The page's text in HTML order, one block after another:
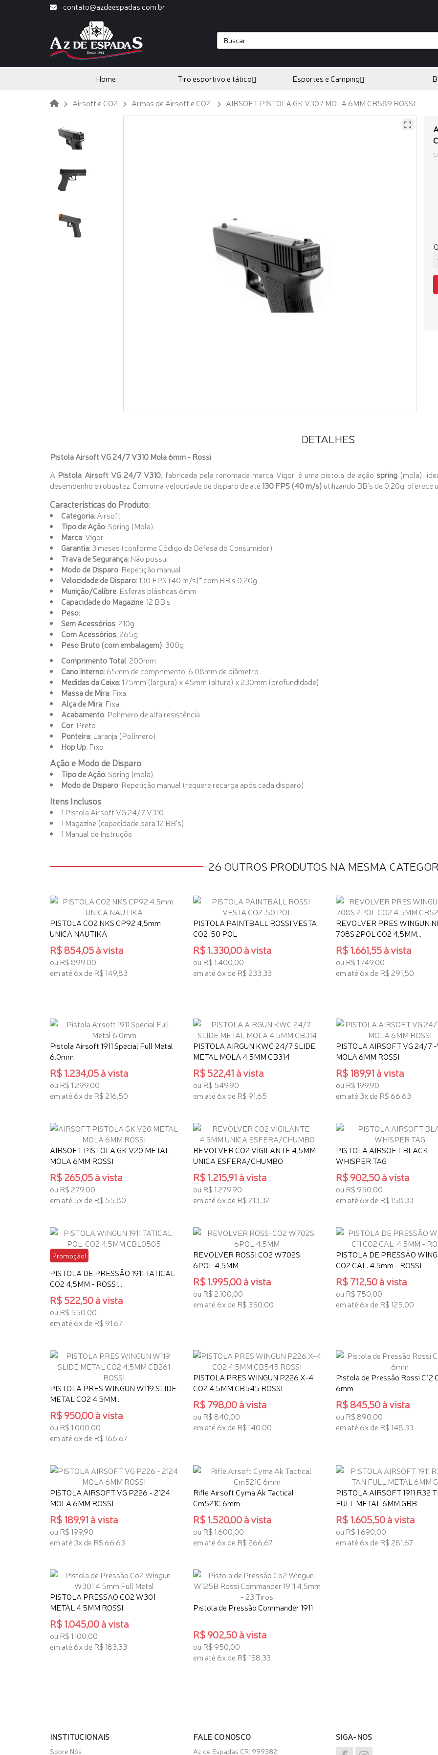
contato@azdeespadas.com.br
Home Tiro esportivo e tático Esportes e Camping
Airsoft e CO2 Armas de Airsoft e CO2 AIRSOFT PISTOLA GK V307 MOLA 6MM CB589 ROSSI
DETALHES
Pistola Airsoft VG 24/7 V310 Mola 6mm - Rossi
A Pistola Airsoft VG 24/7 V310 , fabricada pela renomada marca Vigor, é uma pistola de ação spring (mola),
desempenho e robustez. Com uma velocidade de disparo de até 130 FPS (40 m/s) utilizando BB's de 0,20g, oferece
Características do Produto:
Categoria: Airsoft
Tipo de Ação: Spring (Mola)
Marca: Vigor
Garantia: 3 meses (conforme Código de Defesa do Consumidor)
Trava de Segurança: Não possui
Modo de Disparo: Repetição manual
Velocidade de Disparo: 130 FPS (40 m/s)* com BB's 0,20g
Munição/Calibre: Esferas plásticas 6mm
Capacidade do Magazine: 12 BB's
Peso:
Sem Acessórios: 210g
Com Acessórios: 265g
Peso Bruto (com embalagem): 300g
Comprimento Total: 200mm
Cano Interno: 65mm de comprimento, 6,08mm de diâmetro
Medidas da Caixa: 175mm (largura) x 45mm (altura) x 230mm (profundidade)
Massa de Mira: Fixa
Alça de Mira: Fixa
Acabamento: Polímero de alta resistência
Cor: Preto
Ponteira: Laranja (Polímero)
Hop Up: Fixo
Ação e Modo de Disparo:
Tipo de Ação: Spring (mola)
Modo de Disparo: Repetição manual (requere recarga após cada disparo)
Itens Inclusos:
1 Pistola Airsoft VG 24/7 V310
1 Magazine (capacidade para 12 BB's)
1 Manual de Instruçõe
26 OUTROS PRODUTOS NA MESMA
PISTOLA CO2 NKS CP92 4,5mm
UNICA NAUTIKA
R$ 854,05 à vista
ou R$ 899,00
em até 6x de R$ 149,83
PISTOLA PAINTBALL ROSSI VESTA
CO2 .50 POL
R$ 1.330,00 à vista
ou R$ 1.400,00
em até 6x de R$ 233,33
REVOLVER PRES WINGUN
708S 2POL CO2 4,5MM...
R$ 1.661,55 à vista
ou R$ 1.749,00
em até 6x de R$ 291,50
Pistola Airsoft 1911 Special Full Metal
6.0mm
R$ 1.234,05 à vista
ou R$ 1.299,00
em até 6x de R$ 216,50
PISTOLA AIRGUN KWC 24/7 SLIDE
METAL MOLA 4,5MM CB314
R$ 522,41 à vista
ou R$ 549,90
em até 6x de R$ 91,65
PISTOLA AIRSOFT VG 24/7
MOLA 6MM ROSSI
R$ 189,91 à vista
ou R$ 199,90
em até 3x de R$ 66,63
AIRSOFT PISTOLA GK V20 METAL
MOLA 6MM ROSSI
R$ 265,05 à vista
ou R$ 279,00
em até 5x de R$ 55,80
REVOLVER CO2 VIGILANTE 4,5MM
UNICA ESFERA/CHUMBO
R$ 1.215,91 à vista
ou R$ 1.279,90
em até 6x de R$ 213,32
PISTOLA AIRSOFT BLACK
WHISPER TAG
R$ 902,50 à vista
ou R$ 950,00
em até 6x de R$ 158,33
Promoção!
PISTOLA DE PRESSÃO 1911 TATICAL
CO2 4,5MM - ROSSI...
R$ 522,50 à vista
ou R$ 550,00
em até 6x de R$ 91,67
REVOLVER ROSSI CO2 W702S
6POL 4,5MM
R$ 1.995,00 à vista
ou R$ 2.100,00
em até 6x de R$ 350,00
PISTOLA DE PRESSÃO
CO2 CAL. 4.5mm - ROSSI
R$ 712,50 à vista
ou R$ 750,00
em até 6x de R$ 125,00
PISTOLA PRES WINGUN W119 SLIDE
METAL CO2 4,5MM...
R$ 950,00 à vista
ou R$ 1.000,00
em até 6x de R$ 166,67
PISTOLA PRES WINGUN P226 X-4
CO2 4,5MM CB545 ROSSI
R$ 798,00 à vista
ou R$ 840,00
em até 6x de R$ 140,00
Pistola de Pressão Rossi C12
6mm
R$ 845,50 à vista
ou R$ 890,00
em até 6x de R$ 148,33
PISTOLA AIRSOFT VG P226 - 2124
MOLA 6MM ROSSI
R$ 189,91 à vista
ou R$ 199,90
em até 3x de R$ 66,63
Rifle Airsoft Cyma Ak Tactical
Cm521C 6mm
R$ 1.520,00 à vista
ou R$ 1.600,00
em até 6x de R$ 266,67
PISTOLA AIRSOFT 1911 R32
FULL METAL 6MM GBB
R$ 1.605,50 à vista
ou R$ 1.690,00
em até 6x de R$ 281,67
PISTOLA PRESSAO CO2 W301
METAL 4,5MM ROSSI
R$ 1.045,00 à vista
ou R$ 1.100,00
em até 6x de R$ 183,33
Pistola de Pressão Commander 1911
R$ 902,50 à vista
ou R$ 950,00
em até 6x de R$ 158,33
INSTITUCIONAIS
Sobre Nós
FALE CONOSCO
Az de Espadas CR: 999382
SIGA-NOS